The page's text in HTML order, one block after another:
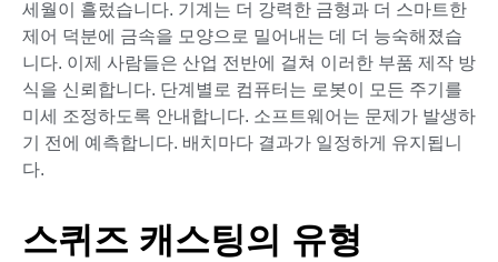
세월이 흘렀습니다. 기계는 더 강력한 금형과 더 스마트한
제어 덕분에 금속을 모양으로 밀어내는 데 더 능숙해졌습
니다. 이제 사람들은 산업 전반에 걸쳐 이러한 부품 제작 방
식을 신뢰합니다. 단계별로 컴퓨터는 로봇이 모든 주기를
미세 조정하도록 안내합니다. 소프트웨어는 문제가 발생하
기 전에 예측합니다. 배치마다 결과가 일정하게 유지됩니
다.
스퀴즈 캐스팅의 유형